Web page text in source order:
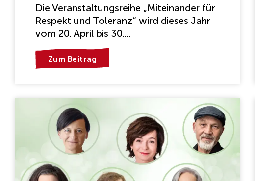
Die Veranstaltungsreihe „Miteinander für
Respekt und Toleranz“ wird dieses Jahr
vom 20. April bis 30....
Zum Beitrag